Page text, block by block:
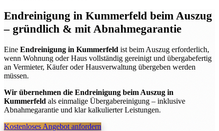
Endreinigung in Kummerfeld beim Auszug
– gründlich & mit Abnahmegarantie
Eine Endreinigung in Kummerfeld ist beim Auszug erforderlich,
wenn Wohnung oder Haus vollständig gereinigt und übergabefertig
an Vermieter, Käufer oder Hausverwaltung übergeben werden
müssen.
Wir übernehmen die Endreinigung beim Auszug in
Kummerfeld als einmalige Übergabereinigung – inklusive
Abnahmegarantie und klar kalkulierter Leistungen.
Kostenloses Angebot anfordern